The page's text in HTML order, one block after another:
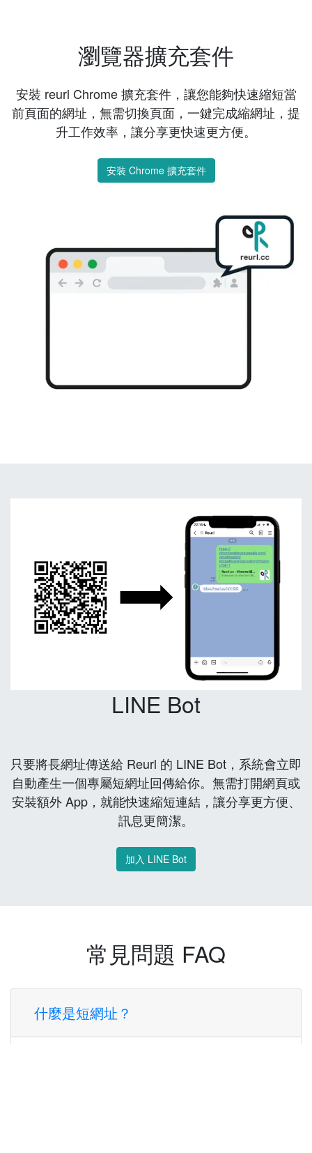
瀏覽器擴充套件
安裝 reurl Chrome 擴充套件，讓您能夠快速縮短當
前頁面的網址，無需切換頁面，一鍵完成縮網址，提
升工作效率，讓分享更快速更方便。
安裝 Chrome 擴充套件
LINE Bot
只要將長網址傳送給 Reurl 的 LINE Bot，系統會立即
自動產生一個專屬短網址回傳給你。無需打開網頁或
安裝額外 App，就能快速縮短連結，讓分享更方便、
訊息更簡潔。
加入 LINE Bot
常見問題 FAQ
什麼是短網址？